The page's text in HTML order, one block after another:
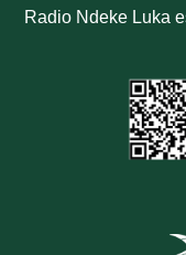
Radio Ndeke Luka